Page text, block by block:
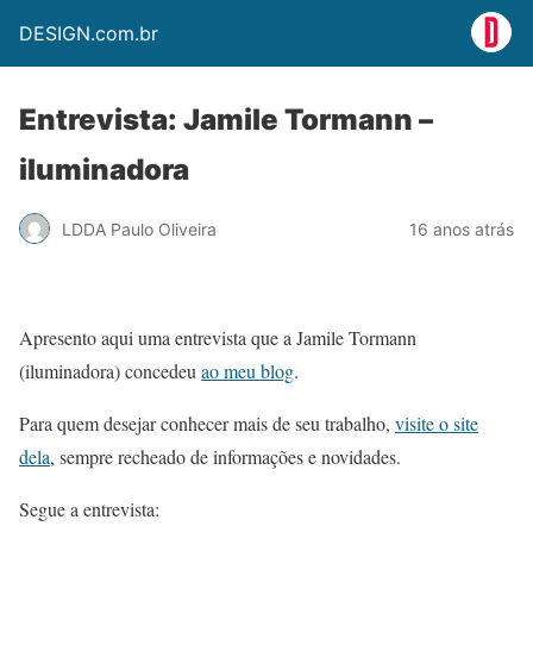
DESIGN.com.br
Entrevista: Jamile Tormann –
iluminadora
LDDA Paulo Oliveira 16 anos atrás
Apresento aqui uma entrevista que a Jamile Tormann
(iluminadora) concedeu ao meu blog.
Para quem desejar conhecer mais de seu trabalho, visite o site
dela, sempre recheado de informações e novidades.
Segue a entrevista: